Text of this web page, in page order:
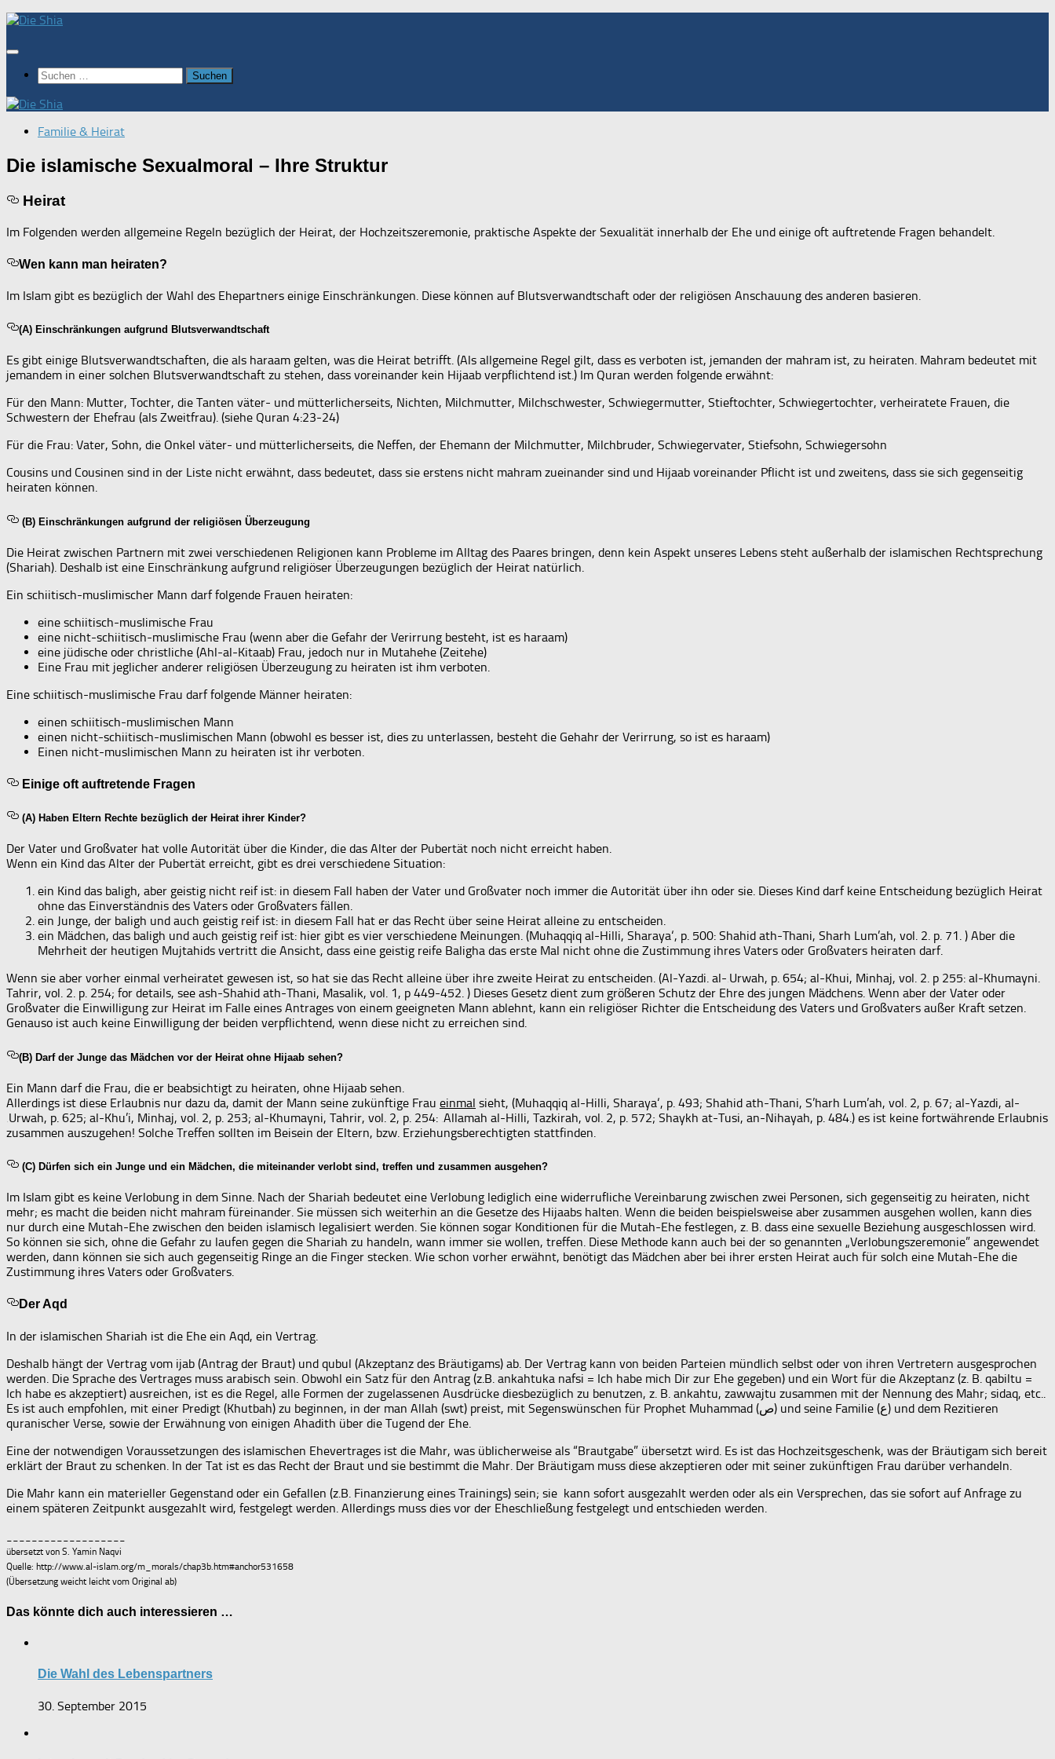
Zum
springen
Suchen
nach:
Familie & Heirat
Die islamische Sexualmoral – Ihre Struktur
Heirat
Im Folgenden werden allgemeine Regeln bezüglich der Heirat, der Hochzeitszeremonie, praktische Aspekte der Sexualität innerhalb der Ehe und einige oft auftretende Fragen behandelt.
Wen kann man heiraten?
Im Islam gibt es bezüglich der Wahl des Ehepartners einige Einschränkungen. Diese können auf Blutsverwandtschaft oder der religiösen Anschauung des anderen basieren.
(A) Einschränkungen aufgrund Blutsverwandtschaft
Es gibt einige Blutsverwandtschaften, die als haraam gelten, was die Heirat betrifft. (Als allgemeine Regel gilt, dass es verboten ist, jemanden der mahram ist, zu heiraten. Mahram bedeutet mit
jemandem in einer solchen Blutsverwandtschaft zu stehen, dass voreinander kein Hijaab verpflichtend ist.) Im Quran werden folgende erwähnt:
Für den Mann: Mutter, Tochter, die Tanten väter- und mütterlicherseits, Nichten, Milchmutter, Milchschwester, Schwiegermutter, Stieftochter, Schwiegertochter, verheiratete Frauen, die
Schwestern der Ehefrau (als Zweitfrau). (siehe Quran 4:23-24)
Für die Frau: Vater, Sohn, die Onkel väter- und mütterlicherseits, die Neffen, der Ehemann der Milchmutter, Milchbruder, Schwiegervater, Stiefsohn, Schwiegersohn
Cousins und Cousinen sind in der Liste nicht erwähnt, dass bedeutet, dass sie erstens nicht mahram zueinander sind und Hijaab voreinander Pflicht ist und zweitens, dass sie sich gegenseitig
heiraten können.
(B) Einschränkungen aufgrund der religiösen Überzeugung
Die Heirat zwischen Partnern mit zwei verschiedenen Religionen kann Probleme im Alltag des Paares bringen, denn kein Aspekt unseres Lebens steht außerhalb der islamischen Rechtsprechung
(Shariah). Deshalb ist eine Einschränkung aufgrund religiöser Überzeugungen bezüglich der Heirat natürlich.
Ein schiitisch-muslimischer Mann darf folgende Frauen heiraten:
eine schiitisch-muslimische Frau
eine nicht-schiitisch-muslimische Frau (wenn aber die Gefahr der Verirrung besteht, ist es haraam)
eine jüdische oder christliche (Ahl-al-Kitaab) Frau, jedoch nur in Mutahehe (Zeitehe)
Eine Frau mit jeglicher anderer religiösen Überzeugung zu heiraten ist ihm verboten.
Eine schiitisch-muslimische Frau darf folgende Männer heiraten:
einen schiitisch-muslimischen Mann
einen nicht-schiitisch-muslimischen Mann (obwohl es besser ist, dies zu unterlassen, besteht die Gehahr der Verirrung, so ist es haraam)
Einen nicht-muslimischen Mann zu heiraten ist ihr verboten.
Einige oft auftretende Fragen
(A) Haben Eltern Rechte bezüglich der Heirat ihrer Kinder?
Der Vater und Großvater hat volle Autorität über die Kinder, die das Alter der Pubertät noch nicht erreicht haben.
Wenn ein Kind das Alter der Pubertät erreicht, gibt es drei verschiedene Situation:
ein Kind das baligh, aber geistig nicht reif ist: in diesem Fall haben der Vater und Großvater noch immer die Autorität über ihn oder sie. Dieses Kind darf keine Entscheidung bezüglich Heirat
ohne das Einverständnis des Vaters oder Großvaters fällen.
ein Junge, der baligh und auch geistig reif ist: in diesem Fall hat er das Recht über seine Heirat alleine zu entscheiden.
ein Mädchen, das baligh und auch geistig reif ist: hier gibt es vier verschiedene Meinungen. (Muhaqqiq al-Hilli, Sharaya‘, p. 500: Shahid ath-Thani, Sharh Lum’ah, vol. 2. p. 71. ) Aber die
Mehrheit der heutigen Mujtahids vertritt die Ansicht, dass eine geistig reife Baligha das erste Mal nicht ohne die Zustimmung ihres Vaters oder Großvaters heiraten darf.
Wenn sie aber vorher einmal verheiratet gewesen ist, so hat sie das Recht alleine über ihre zweite Heirat zu entscheiden. (Al-Yazdi. al-‚Urwah, p. 654; al-Khui, Minhaj, vol. 2. p 255: al-Khumayni.
Tahrir, vol. 2. p. 254; for details, see ash-Shahid ath-Thani, Masalik, vol. 1, p 449-452. ) Dieses Gesetz dient zum größeren Schutz der Ehre des jungen Mädchens. Wenn aber der Vater oder
Großvater die Einwilligung zur Heirat im Falle eines Antrages von einem geeigneten Mann ablehnt, kann ein religiöser Richter die Entscheidung des Vaters und Großvaters außer Kraft setzen.
Genauso ist auch keine Einwilligung der beiden verpflichtend, wenn diese nicht zu erreichen sind.
(B) Darf der Junge das Mädchen vor der Heirat ohne Hijaab sehen?
Ein Mann darf die Frau, die er beabsichtigt zu heiraten, ohne Hijaab sehen.
Allerdings ist diese Erlaubnis nur dazu da, damit der Mann seine zukünftige Frau einmal sieht, (Muhaqqiq al-Hilli, Sharaya‘, p. 493; Shahid ath-Thani, S’harh Lum’ah, vol. 2, p. 67; al-Yazdi, al-
‚Urwah, p. 625; al-Khu’i, Minhaj, vol. 2, p. 253; al-Khumayni, Tahrir, vol. 2, p. 254: ‚Allamah al-Hilli, Tazkirah, vol. 2, p. 572; Shaykh at-Tusi, an-Nihayah, p. 484.) es ist keine fortwährende Erlaubnis
zusammen auszugehen! Solche Treffen sollten im Beisein der Eltern, bzw. Erziehungsberechtigten stattfinden.
(C) Dürfen sich ein Junge und ein Mädchen, die miteinander verlobt sind, treffen und zusammen ausgehen?
Im Islam gibt es keine Verlobung in dem Sinne. Nach der Shariah bedeutet eine Verlobung lediglich eine widerrufliche Vereinbarung zwischen zwei Personen, sich gegenseitig zu heiraten, nicht
mehr; es macht die beiden nicht mahram füreinander. Sie müssen sich weiterhin an die Gesetze des Hijaabs halten. Wenn die beiden beispielsweise aber zusammen ausgehen wollen, kann dies
nur durch eine Mutah-Ehe zwischen den beiden islamisch legalisiert werden. Sie können sogar Konditionen für die Mutah-Ehe festlegen, z. B. dass eine sexuelle Beziehung ausgeschlossen wird.
So können sie sich, ohne die Gefahr zu laufen gegen die Shariah zu handeln, wann immer sie wollen, treffen. Diese Methode kann auch bei der so genannten „Verlobungszeremonie” angewendet
werden, dann können sie sich auch gegenseitig Ringe an die Finger stecken. Wie schon vorher erwähnt, benötigt das Mädchen aber bei ihrer ersten Heirat auch für solch eine Mutah-Ehe die
Zustimmung ihres Vaters oder Großvaters.
Der Aqd
In der islamischen Shariah ist die Ehe ein Aqd, ein Vertrag.
Deshalb hängt der Vertrag vom ijab (Antrag der Braut) und qubul (Akzeptanz des Bräutigams) ab. Der Vertrag kann von beiden Parteien mündlich selbst oder von ihren Vertretern ausgesprochen
werden. Die Sprache des Vertrages muss arabisch sein. Obwohl ein Satz für den Antrag (z.B. ankahtuka nafsi = Ich habe mich Dir zur Ehe gegeben) und ein Wort für die Akzeptanz (z. B. qabiltu =
Ich habe es akzeptiert) ausreichen, ist es die Regel, alle Formen der zugelassenen Ausdrücke diesbezüglich zu benutzen, z. B. ankahtu, zawwajtu zusammen mit der Nennung des Mahr; sidaq, etc..
Es ist auch empfohlen, mit einer Predigt (Khutbah) zu beginnen, in der man Allah (swt) preist, mit Segenswünschen für Prophet Muhammad (ص) und seine Familie (ع) und dem Rezitieren
quranischer Verse, sowie der Erwähnung von einigen Ahadith über die Tugend der Ehe.
Eine der notwendigen Voraussetzungen des islamischen Ehevertrages ist die Mahr, was üblicherweise als “Brautgabe” übersetzt wird. Es ist das Hochzeitsgeschenk, was der Bräutigam sich bereit
erklärt der Braut zu schenken. In der Tat ist es das Recht der Braut und sie bestimmt die Mahr. Der Bräutigam muss diese akzeptieren oder mit seiner zukünftigen Frau darüber verhandeln.
Die Mahr kann ein materieller Gegenstand oder ein Gefallen (z.B. Finanzierung eines Trainings) sein; sie kann sofort ausgezahlt werden oder als ein Versprechen, das sie sofort auf Anfrage zu
einem späteren Zeitpunkt ausgezahlt wird, festgelegt werden. Allerdings muss dies vor der Eheschließung festgelegt und entschieden werden.
übersetzt von S. Yamin Naqvi
Quelle: http://www.al-islam.org/m_morals/chap3b.htm#anchor531658
(Übersetzung weicht leicht vom Original ab)
Das könnte dich auch interessieren …
Die Wahl des Lebenspartners
30. September 2015